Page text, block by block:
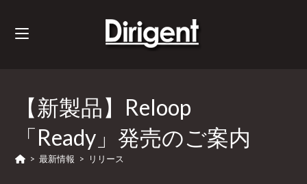
【新製品】Reloop
「Ready」発売のご案内
> 最新情報 > リリース